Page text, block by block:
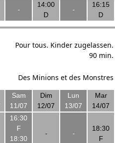
-
14:00
D
-
16:15
D
Pour tous. Kinder zugelassen.
90 min.
Des Minions et des Monstres
Sam
11/07
Dim
12/07
Lun
13/07
Mar
14/07
16:30
F
18:30
- -
18:30
F